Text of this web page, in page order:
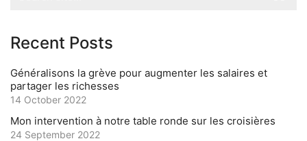
Recent Posts
Généralisons la grève pour augmenter les salaires et
partager les richesses
14 October 2022
Mon intervention à notre table ronde sur les croisières
24 September 2022